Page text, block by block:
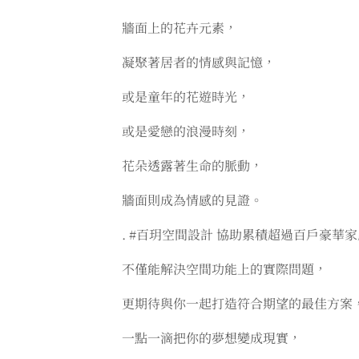
牆面上的花卉元素，
凝聚著居者的情感與記憶，
或是童年的花遊時光，
或是愛戀的浪漫時刻，
花朵透露著生命的脈動，
牆面則成為情感的見證。
. #百玥空間設計 協助累積超過百戶豪華家
不僅能解決空間功能上的實際問題，
更期待與你一起打造符合期望的最佳方案，
一點一滴把你的夢想變成現實，